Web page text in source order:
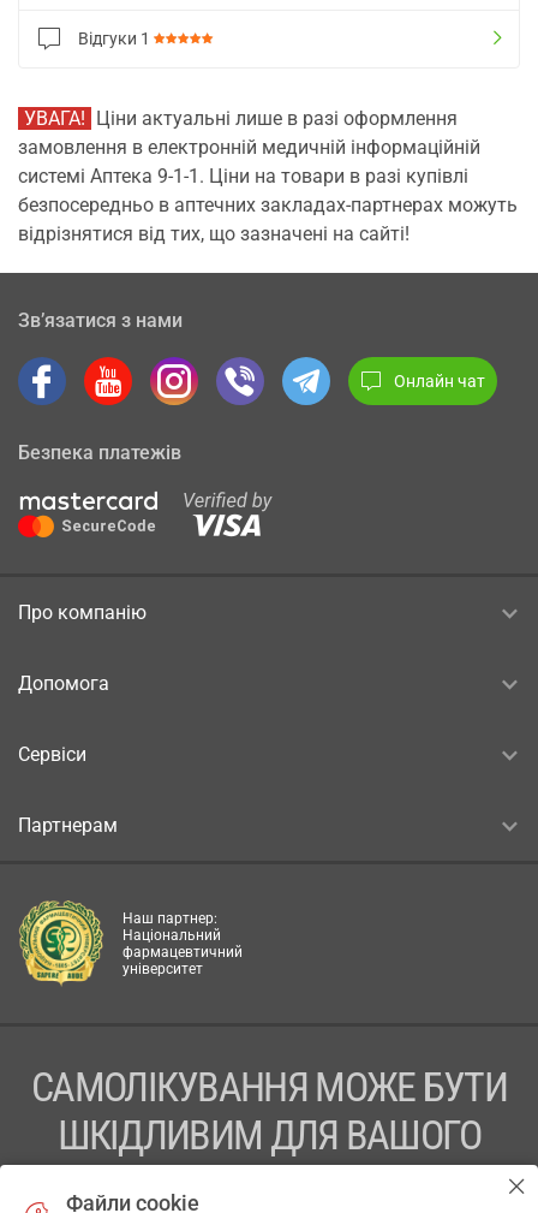
Відгуки 1
УВАГА! Ціни актуальні лише в разі оформлення
замовлення в електронній медичній інформаційній
системі Аптека 9-1-1. Ціни на товари в разі купівлі
безпосередньо в аптечних закладах-партнерах можуть
відрізнятися від тих, що зазначені на сайті!
Зв’язатися з нами
Онлайн чат
Безпека платежів
Про компанію
Допомога
Сервіси
Партнерам
Наш партнер:
Національний
фармацевтичний
університет
САМОЛІКУВАННЯ МОЖЕ БУТИ
ШКІДЛИВИМ ДЛЯ ВАШОГО
Файли cookie